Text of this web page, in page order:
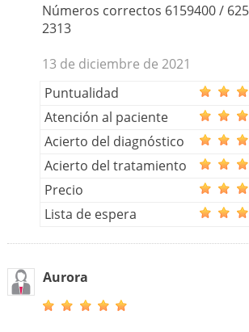
Números correctos 6159400 /
2313
13 de diciembre de 2021
Puntualidad
Atención al paciente
Acierto del diagnóstico
Acierto del tratamiento
Precio
Lista de espera
Aurora